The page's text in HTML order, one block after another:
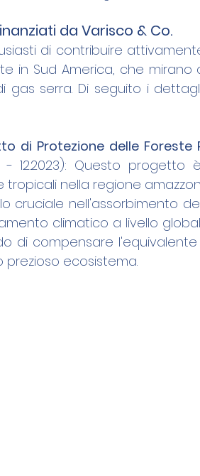
da Varisco & Co.
di contribuire
in Sud America, che
gas serra. Di seguito i
di Protezione delle Foreste
- 12.2023): Questo
tropicali nella regione
cruciale nell'assorbimento
climatico a livello
di compensare
prezioso ecosistema.